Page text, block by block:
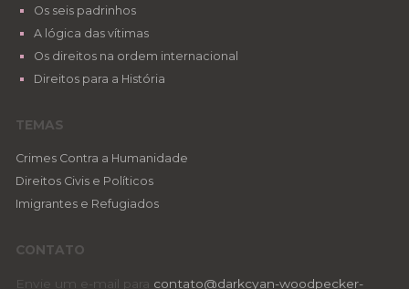
Os seis padrinhos
A lógica das vítimas
Os direitos na ordem internacional
Direitos para a História
TEMAS
Crimes Contra a Humanidade
Direitos Civis e Políticos
Imigrantes e Refugiados
CONTATO
Envie um e-mail para contato@darkcyan-woodpecker-